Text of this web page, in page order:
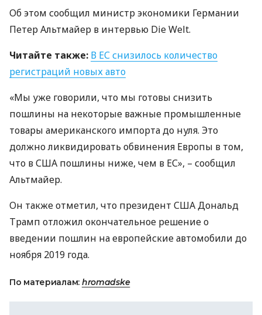
Об этом сообщил министр экономики Германии
Петер Альтмайер в интервью Die Welt.
Читайте также: В ЕС снизилось количество
регистраций новых авто
«Мы уже говорили, что мы готовы снизить
пошлины на некоторые важные промышленные
товары американского импорта до нуля. Это
должно ликвидировать обвинения Европы в том,
что вСША пошлины ниже, чем в ЕС», – сообщил
Альтмайер.
Он также отметил, что президент СШАДональд
Трамп отложил окончательное решение о
введении пошлин на европейские автомобили до
ноября 2019 года.
По материалам: hromadske